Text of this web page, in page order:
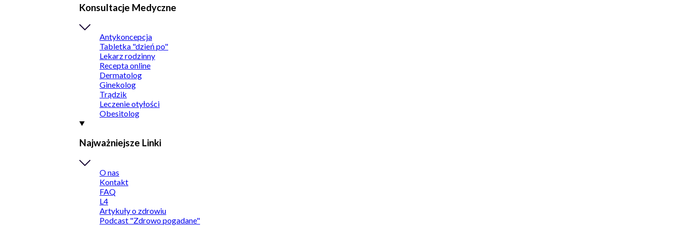
Konsultacje Medyczne
Antykoncepcja
Tabletka "dzień po"
Lekarz rodzinny
Recepta online
Dermatolog
Ginekolog
Trądzik
Leczenie otyłości
Obesitolog
Najważniejsze Linki
O nas
Kontakt
FAQ
L4
Artykuły o zdrowiu
Podcast "Zdrowo pogadane"